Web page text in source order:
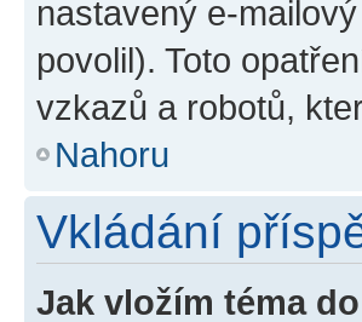
nastavený e-
povolil). Toto
vzkazů a robotů,
Nahoru
Vkládání
Jak vložím téma